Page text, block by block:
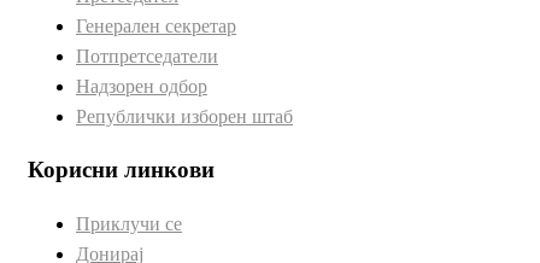
Генерален секретар
Потпретседатели
Надзорен одбор
Републички изборен штаб
Корисни линкови
Приклучи се
Донирај